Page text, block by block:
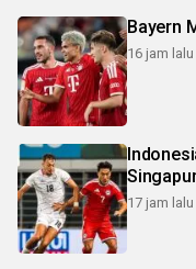
Bayern
16 jam lalu
17 jam lalu